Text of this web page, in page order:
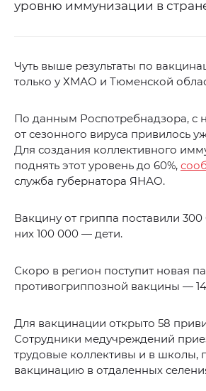
уровню иммунизации в
Чуть выше результаты по
только у ХМАО и Тюменской
По данным Роспотребнадзора, с
от сезонного вируса привилось
Для создания коллективного
поднять этот уровень до 60%,
служба губернатора ЯНАО.
Вакцину от гриппа поставили 300
них 100 000 — дети.
Скоро в регион поступит новая
противогриппозной вакцины —
Для вакцинации открыто 58
Сотрудники медучреждений
трудовые коллективы и в школы,
вакцинацию в отдаленных